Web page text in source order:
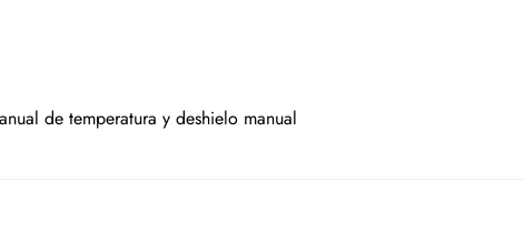
de temperatura y deshielo manual